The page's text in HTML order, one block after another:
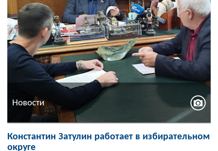
Новости
Константин Затулин работает в избирательном
округе